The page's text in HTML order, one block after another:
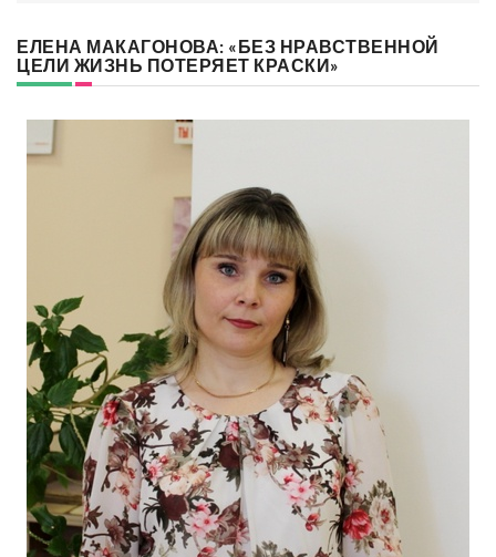
ЕЛЕНА МАКАГОНОВА: «БЕЗ НРАВСТВЕННОЙ
ЦЕЛИ ЖИЗНЬ ПОТЕРЯЕТ КРАСКИ»